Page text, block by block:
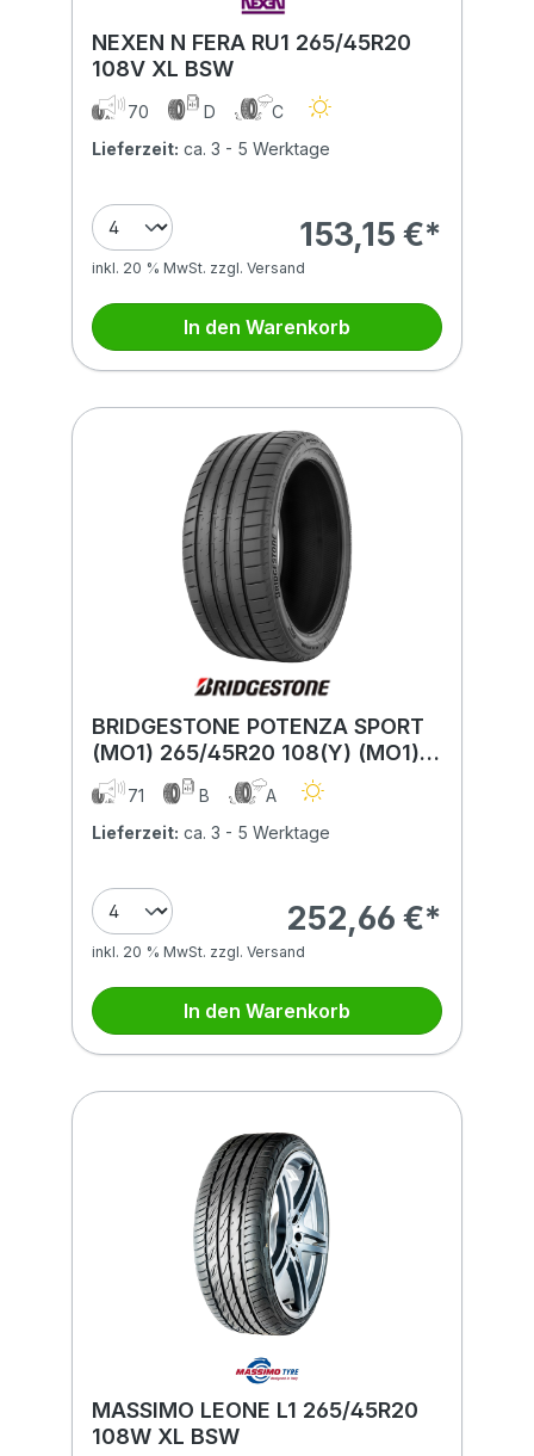
NEXEN N FERA RU1 265/45R20
108V XL BSW
70 D
C
Lieferzeit: ca. 3 - 5 Werktage
153,15 €*
inkl. 20 % MwSt. zzgl. Versand
In den Warenkorb
BRIDGESTONE POTENZA SPORT
(MO1) 265/45R20 108(Y) (MO1)
XL MFS BSW
71 B
A
Lieferzeit: ca. 3 - 5 Werktage
252,66 €*
inkl. 20 % MwSt. zzgl. Versand
In den Warenkorb
MASSIMO LEONE L1 265/45R20
108W XL BSW